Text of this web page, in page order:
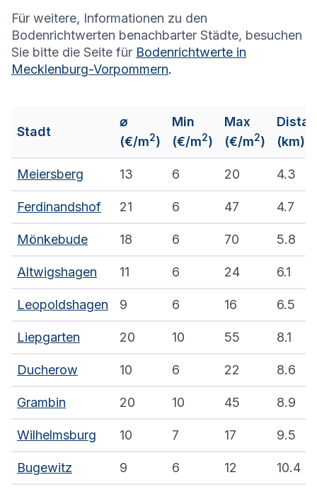
Für weitere, Informationen zu den
Bodenrichtwerten benachbarter Städte, besuchen
Sie bitte die Seite für Bodenrichtwerte in
Mecklenburg-Vorpommern.
Stadt
⌀
(€/m2)
Min
(€/m2)
Max
(€/m2)
(km)
Meiersberg 13 6 20 4.3
Ferdinandshof 21 6 47 4.7
Mönkebude 18 6 70 5.8
Altwigshagen 11 6 24 6.1
Leopoldshagen 9 6 16 6.5
Liepgarten 20 10 55 8.1
Ducherow 10 6 22 8.6
Grambin 20 10 45 8.9
Wilhelmsburg 10 7 17 9.5
Bugewitz 9 6 12 10.4